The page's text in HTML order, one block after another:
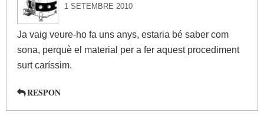
1 SETEMBRE 2010
Ja vaig veure-ho fa uns anys, estaria bé saber com
sona, perquè el material per a fer aquest procediment
surt caríssim.
RESPON